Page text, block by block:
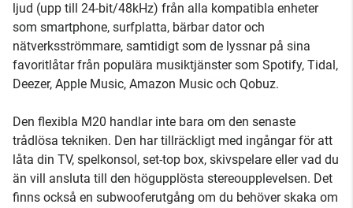
ljud (upp till 24-bit/48kHz) från alla kompatibla enheter
som smartphone, surfplatta, bärbar dator och
nätverksströmmare, samtidigt som de lyssnar på sina
favoritlåtar från populära musiktjänster som Spotify, Tidal,
Deezer, Apple Music, Amazon Music och Qobuz.
Den flexibla M20 handlar inte bara om den senaste
trådlösa tekniken. Den har tillräckligt med ingångar för att
låta din TV, spelkonsol, set-top box, skivspelare eller vad du
än vill ansluta till den högupplösta stereoupplevelsen. Det
finns också en subwooferutgång om du behöver skaka om